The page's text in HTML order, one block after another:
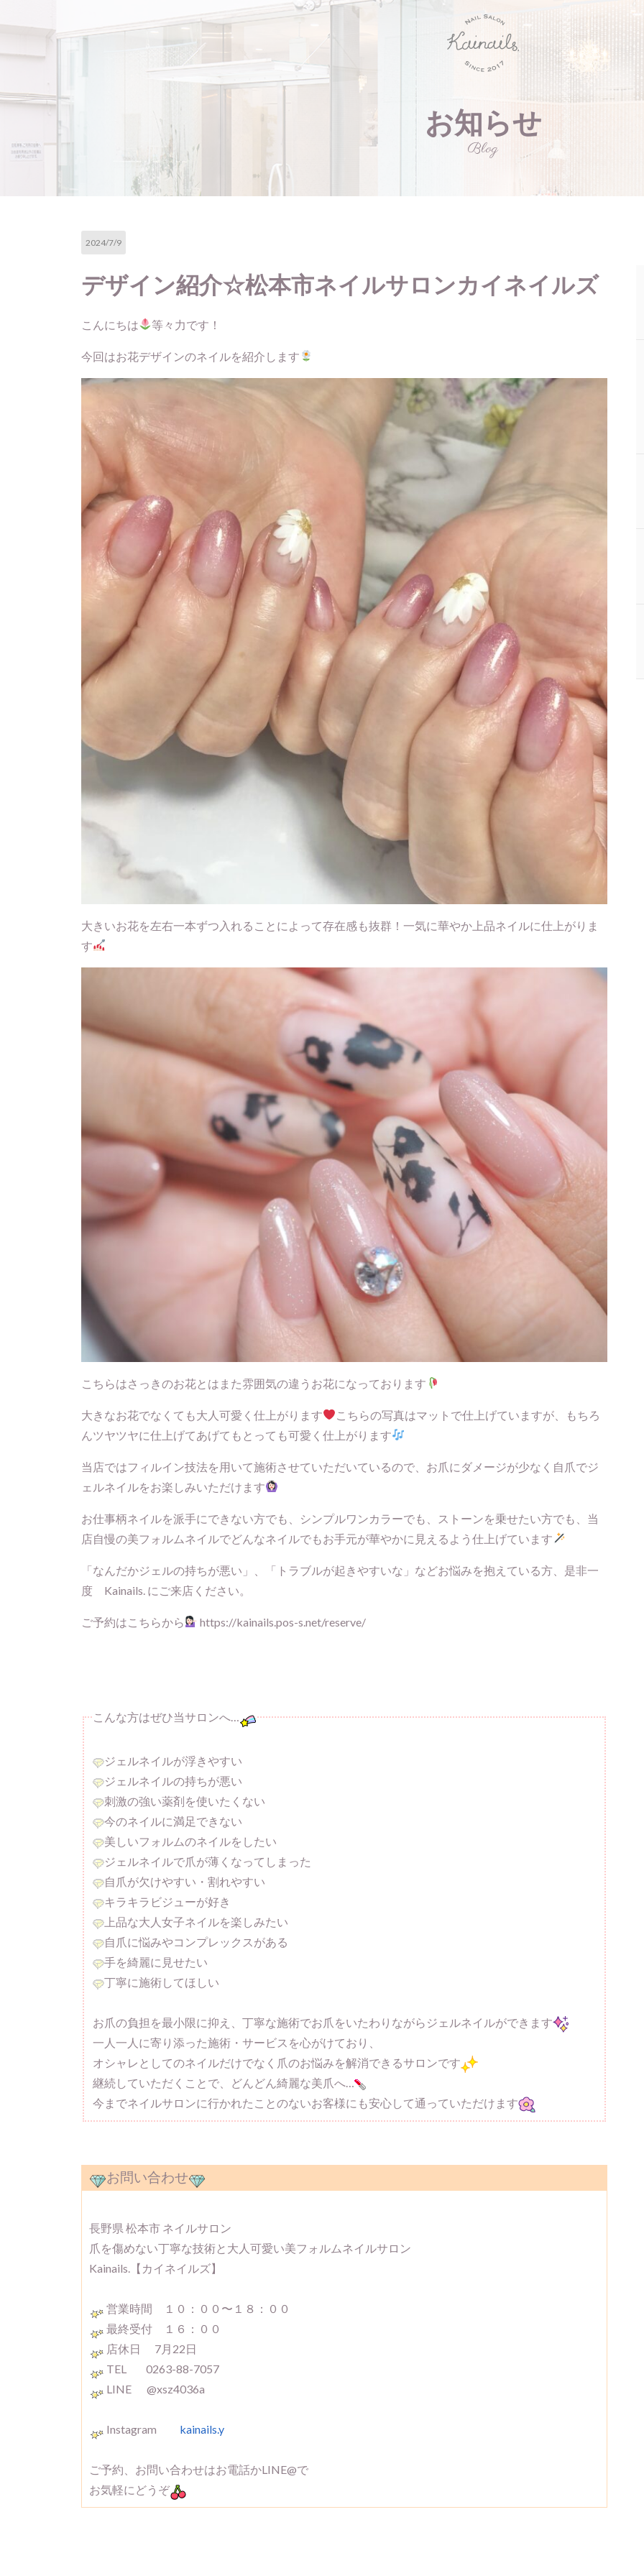
お知らせ
Blog
2024/7/9
デザイン紹介☆松本市ネイルサロンカイネイルズ
こんにちは 等々力です！
今回はお花デザインのネイルを紹介します
大きいお花を左右一本ずつ入れることによって存在感も抜群！一気に華やか上品ネイルに仕上がりま
す
こちらはさっきのお花とはまた雰囲気の違うお花になっております
大きなお花でなくても大人可愛く仕上がります
こちらの写真はマットで仕上げていますが、もちろ
んツヤツヤに仕上げてあげてもとっても可愛く仕上がります
当店ではフィルイン技法を用いて施術させていただいているので、お爪にダメージが少なく自爪でジ
ェルネイルをお楽しみいただけます
お仕事柄ネイルを派手にできない方でも、シンプルワンカラーでも、ストーンを乗せたい方でも、当
店自慢の美フォルムネイルでどんなネイルでもお手元が華やかに見えるよう仕上げています
「なんだかジェルの持ちが悪い」、「トラブルが起きやすいな」などお悩みを抱えている方、是非一
度 Kainails. にご来店ください。
ご予約はこちらから https://kainails.pos-s.net/reserve/
こんな方はぜひ当サロンへ…
ジェルネイルが浮きやすい
ジェルネイルの持ちが悪い
刺激の強い薬剤を使いたくない
今のネイルに満足できない
美しいフォルムのネイルをしたい
ジェルネイルで爪が薄くなってしまった
自爪が欠けやすい・割れやすい
キラキラビジューが好き
上品な大人女子ネイルを楽しみたい
自爪に悩みやコンプレックスがある
手を綺麗に見せたい
丁寧に施術してほしい
お爪の負担を最小限に抑え、丁寧な施術でお爪をいたわりながらジェルネイルができます
一人一人に寄り添った施術・サービスを心がけており、
オシャレとしてのネイルだけでなく爪のお悩みを解消できるサロンです
継続していただくことで、どんどん綺麗な美爪へ…
今までネイルサロンに行かれたことのないお客様にも安心して通っていただけます
お問い合わせ
長野県 松本市 ネイルサロン
爪を傷めない丁寧な技術と大人可愛い美フォルムネイルサロン
Kainails.【カイネイルズ】
営業時間 １０：００〜１８：００
最終受付 １６：００
店休日 7月22日
TEL 0263-88-7057
LINE @xsz4036a
Instagram kainails.y
ご予約、お問い合わせはお電話かLINE@で
お気軽にどうぞ